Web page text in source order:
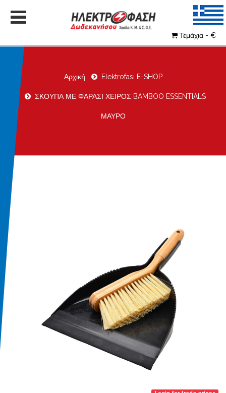
Τεμάχια - €
Αρχική Elektrofasi E-SHOP
ΣΚΟΥΠΑ ΜΕ ΦΑΡΑΣΙ ΧΕΙΡΟΣ BAMBOO ESSENTIALS
ΜΑΥΡΟ